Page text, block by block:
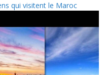
qui visitent le Maroc